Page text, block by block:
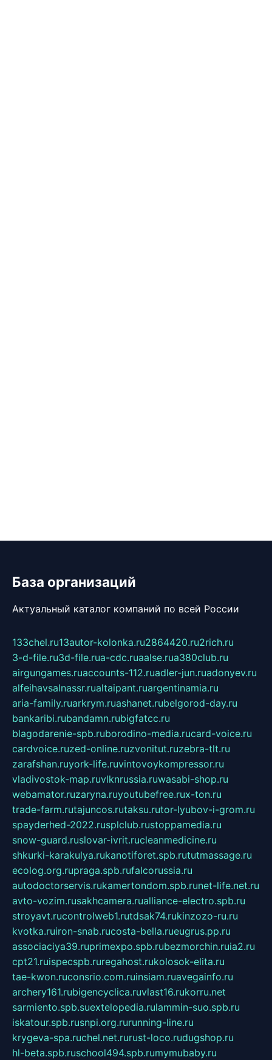
База организаций
Актуальный каталог компаний по всей России
133chel.ru13autor-kolonka.ru2864420.ru2rich.ru
3-d-file.ru3d-file.rua-cdc.ruaalse.rua380club.ru
airgungames.ruaccounts-112.ruadler-jun.ruadonyev.ru
alfeihavsalnassr.rualtaipant.ruargentinamia.ru
aria-family.ruarkrym.ruashanet.rubelgorod-day.ru
bankaribi.rubandamn.rubigfatcc.ru
blagodarenie-spb.ruborodino-media.rucard-voice.ru
cardvoice.ruzed-online.ruzvonitut.ruzebra-tlt.ru
zarafshan.ruyork-life.ruvintovoykompressor.ru
vladivostok-map.ruvlknrussia.ruwasabi-shop.ru
webamator.ruzaryna.ruyoutubefree.rux-ton.ru
trade-farm.rutajuncos.rutaksu.rutor-lyubov-i-grom.ru
spayderhed-2022.rusplclub.rustoppamedia.ru
snow-guard.ruslovar-ivrit.rucleanmedicine.ru
shkurki-karakulya.rukanotiforet.spb.rututmassage.ru
ecolog.org.rupraga.spb.rufalcorussia.ru
autodoctorservis.rukamertondom.spb.runet-life.net.ru
avto-vozim.rusakhcamera.rualliance-electro.spb.ru
stroyavt.rucontrolweb1.rutdsak74.rukinzozo-ru.ru
kvotka.ruiron-snab.rucosta-bella.rueugrus.pp.ru
associaciya39.ruprimexpo.spb.rubezmorchin.ruia2.ru
cpt21.ruispecspb.ruregahost.rukolosok-elita.ru
tae-kwon.ruconsrio.com.ruinsiam.ruavegainfo.ru
archery161.rubigencyclica.ruvlast16.rukorru.net
sarmiento.spb.suextelopedia.rulammin-suo.spb.ru
iskatour.spb.rusnpi.org.rurunning-line.ru
krygeva-spa.ruchel.net.rurust-loco.rudugshop.ru
hl-beta.spb.ruschool494.spb.rumymubaby.ru